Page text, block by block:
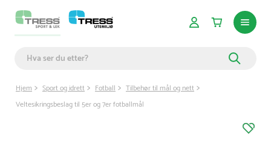
Hjem Sport og idrett Fotball
Tilbehør til mål og nett
Veltesikringsbeslag til 5er og 7er fotballmål